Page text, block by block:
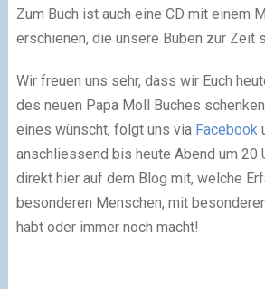
Zum Buch ist auch eine CD mit einem
erschienen, die unsere Buben zur Zeit
Wir freuen uns sehr, dass wir Euch
des neuen Papa Moll Buches
eines wünscht, folgt uns via Facebook
anschliessend bis heute Abend um 20
direkt hier auf dem Blog mit, welche
besonderen Menschen, mit
habt oder immer noch macht!